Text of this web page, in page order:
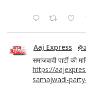
Aaj Express
समाजवादी पार्टी की
https://
samajwadi-